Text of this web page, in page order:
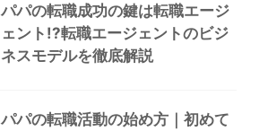
パパの転職成功の鍵は転職エージ
ェント!?転職エージェントのビジ
ネスモデルを徹底解説
パパの転職活動の始め方｜初めて